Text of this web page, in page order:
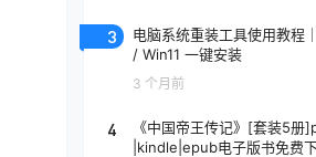
3
电脑系统重装工具使用教程
/ Win11 一键安装
3 个月前
4
《中国帝王传记》[套装5
|kindle|epub电子版书免费